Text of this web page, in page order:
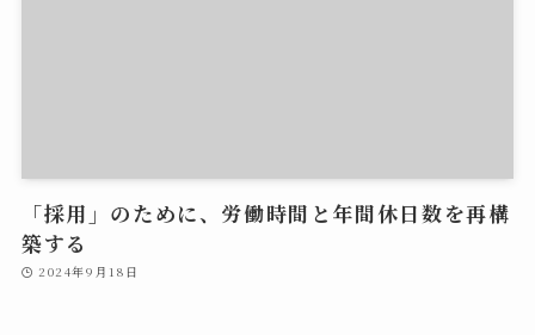
「採用」のために、労働時間と年間休日数を再構
築する
2024年9月18日